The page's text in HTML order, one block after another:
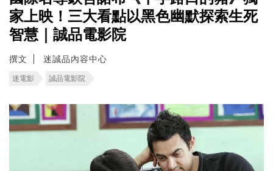
家上映！三大看點以黑色幽默探索生死
智慧｜誠品電影院
撰文 迷誠品內容中心
迷電影 誠品電影院